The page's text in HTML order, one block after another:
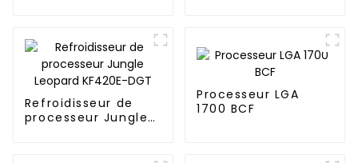
Digital ARGB Jungle
Leopard
Refroidisseur de
processeur Jungle
Processeur LGA
1700 BCF